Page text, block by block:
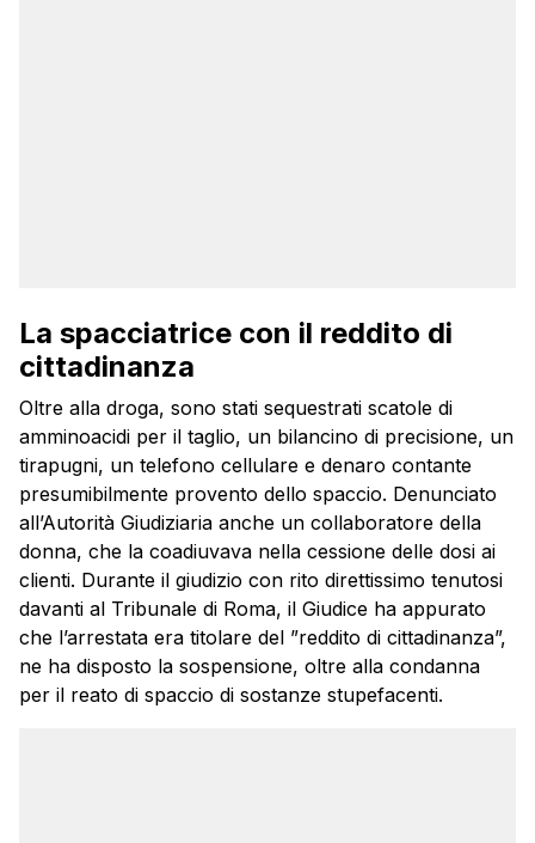
La spacciatrice con il reddito di
cittadinanza
Oltre alla droga, sono stati sequestrati scatole di
amminoacidi per il taglio, un bilancino di precisione, un
tirapugni, un telefono cellulare e denaro contante
presumibilmente provento dello spaccio. Denunciato
all’Autorità Giudiziaria anche un collaboratore della
donna, che la coadiuvava nella cessione delle dosi ai
clienti. Durante il giudizio con rito direttissimo tenutosi
davanti al Tribunale di Roma, il Giudice ha appurato
che l’arrestata era titolare del ”reddito di cittadinanza”,
ne ha disposto la sospensione, oltre alla condanna
per il reato di spaccio di sostanze stupefacenti.